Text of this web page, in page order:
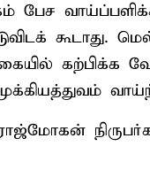
பேச
கற்பிக்க